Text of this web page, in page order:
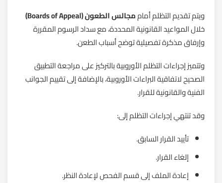
ويتم تقديم التظلم أماممجالس الطعون (Boards of Appeal)
خلال المواعيد القانونية المحددة، مع سداد الرسوم المقررة
وإرفاق مذكرة تفصيلية توضح أسباب الطعن.
وتتميز إجراءات التظلم الأوروبية بالتركيز على مراجعة التطبيق
الصحيح لاتفاقية البراءات الأوروبية، بالإضافة إلى تقييم الجوانب
الفنية والقانونية للقرار.
وقد تنتهي إجراءات التظلم إلى:
تأييد القرار السابق.
إلغاء القرار.
إعادة الملف إلى قسم الفحص لإعادة النظر.